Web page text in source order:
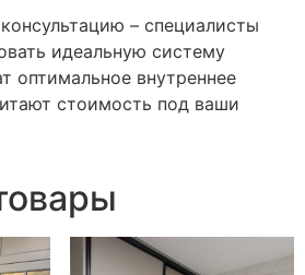
– специалисты
идеальную систему
оптимальное внутреннее
стоимость под ваши